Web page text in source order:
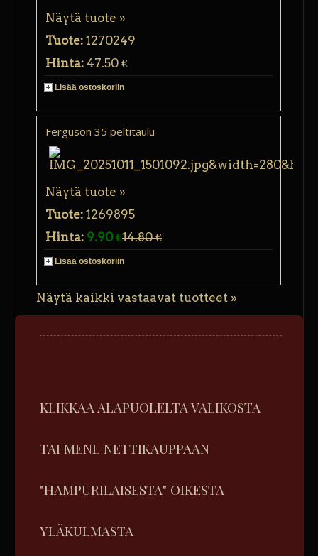
Näytä tuote »
Tuote: 1270249
Hinta: 47.50 €
Lisää ostoskoriin
Ferguson 35 peltitaulu
Näytä tuote »
Tuote: 1269895
Hinta: 9.90 €14.80 €
Lisää ostoskoriin
Näytä kaikki vastaavat tuotteet »
KLIKKAA ALAPUOLELTA VALIKOSTA
TAI MENE NETTIKAUPPAAN
"HAMPURILAISESTA" OIKESTA
YLÄKULMASTA